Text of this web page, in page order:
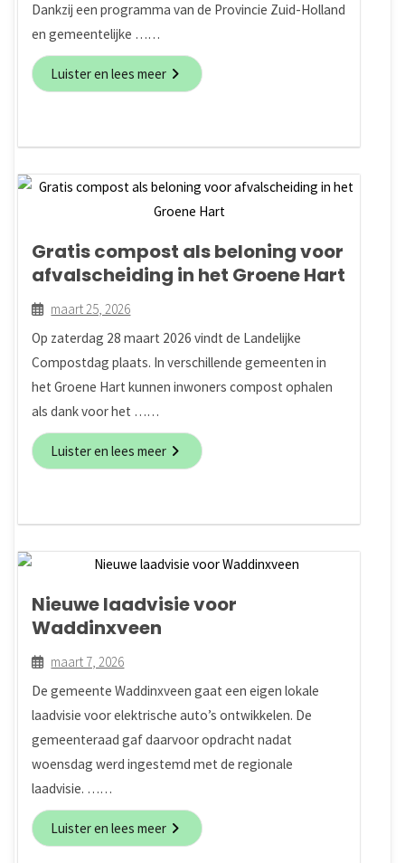
Dankzij een programma van de Provincie Zuid-Holland
en gemeentelijke ……
Luister en lees meer
Gratis compost als beloning voor
afvalscheiding in het Groene Hart
maart 25, 2026
Op zaterdag 28 maart 2026 vindt de Landelijke
Compostdag plaats. In verschillende gemeenten in
het Groene Hart kunnen inwoners compost ophalen
als dank voor het ……
Luister en lees meer
Nieuwe laadvisie voor
Waddinxveen
maart 7, 2026
De gemeente Waddinxveen gaat een eigen lokale
laadvisie voor elektrische auto’s ontwikkelen. De
gemeenteraad gaf daarvoor opdracht nadat
woensdag werd ingestemd met de regionale
laadvisie. ……
Luister en lees meer